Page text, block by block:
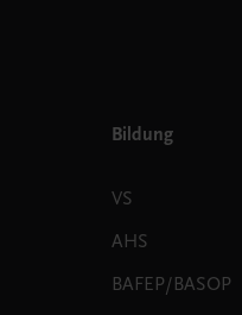
Bildung
VS
AHS
BAFEP/BASOP